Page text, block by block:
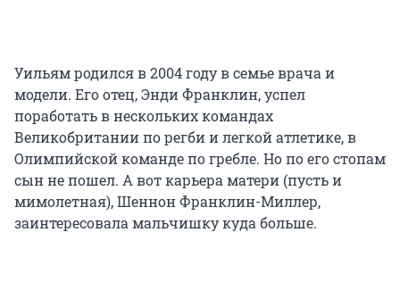
Уильям родился в 2004 году в семье врача и
модели. Его отец, Энди Франклин, успел
поработать в нескольких командах
Великобритании по регби и легкой атлетике, в
Олимпийской команде по гребле. Но по его стопам
сын не пошел. А вот карьера матери (пусть и
мимолетная), Шеннон Франклин-Миллер,
заинтересовала мальчишку куда больше.